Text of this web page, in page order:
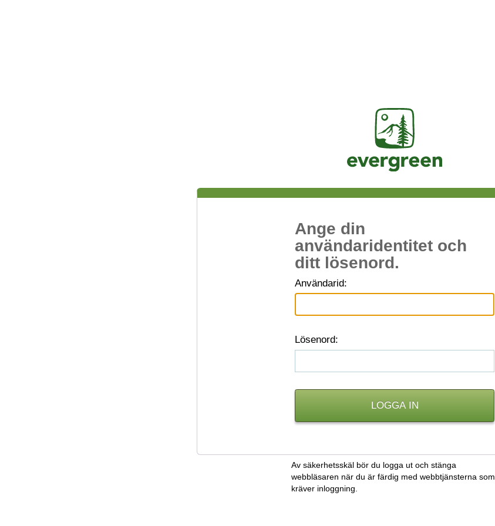
Jasig
Ange din
användaridentitet och
ditt lösenord.
Användarid:
Lösenord:
Av säkerhetsskäl bör du logga ut och stänga
webbläsaren när du är färdig med webbtjänsterna som
kräver inloggning.